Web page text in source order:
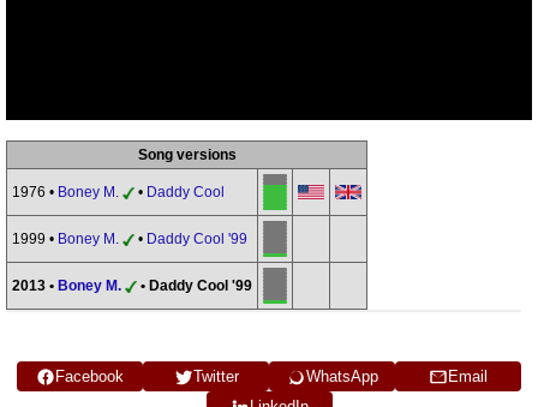
Song versions
1976 • Boney M. • Daddy Cool
1999 • Boney M. • Daddy Cool '99
2013 • Boney M. • Daddy Cool '99
Facebook Twitter WhatsApp
Email